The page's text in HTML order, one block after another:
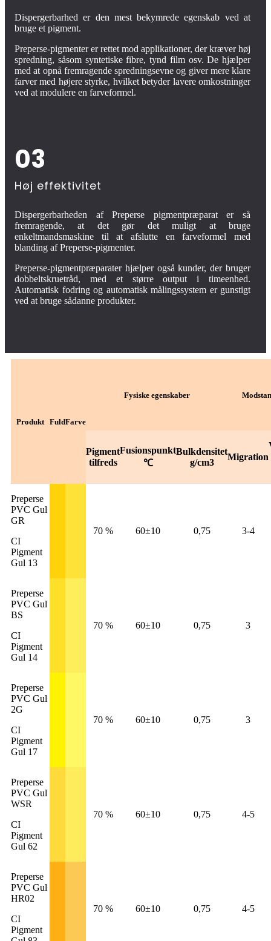
Dispergerbarhed er den mest bekymrede egenskab ved at
bruge et pigment.
Preperse-pigmenter er rettet mod applikationer, der kræver høj
spredning, såsom syntetiske fibre, tynd film osv. De hjælper
med at opnå fremragende spredningsevne og giver mere klare
farver med højere styrke, hvilket betyder lavere omkostninger
ved at modulere en farveformel.
03
Høj effektivitet
Dispergerbarheden af ​​Preperse pigmentpræparat er så
fremragende, at det gør det muligt at bruge
enkeltmandsmaskine til at afslutte en farveformel med
blanding af Preperse-pigmenter.
Preperse-pigmentpræparater hjælper også kunder, der bruger
dobbeltskruetråd, med et større output i timeenhed.
Automatisk fodring og automatisk målingssystem er gunstigt
ved at bruge sådanne produkter.
Produkt FuldFarve
Fysiske egenskaber
Pigment
tilfreds
Fusionspunkt
℃
Bulkdensitet
g/cm3
Migration
Preperse
PVC Gul
GR
CI
Pigment
Gul 13
70 % 60±10 0,75 3-4
Preperse
PVC Gul
BS
CI
Pigment
Gul 14
70 % 60±10 0,75 3
Preperse
PVC Gul
2G
CI
Pigment
Gul 17
70 % 60±10 0,75 3
Preperse
PVC Gul
WSR
CI
Pigment
Gul 62
70 % 60±10 0,75 4-5
Preperse
PVC Gul
HR02
CI
Pigment
70 % 60±10 0,75 4-5